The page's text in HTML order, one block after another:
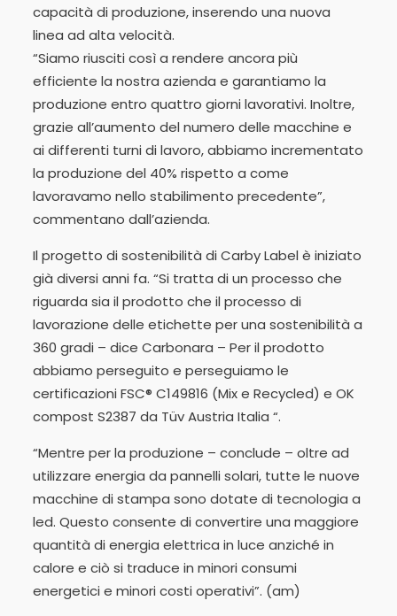
capacità di produzione, inserendo una nuova
linea ad alta velocità.
“Siamo riusciti così a rendere ancora più
efficiente la nostra azienda e garantiamo la
produzione entro quattro giorni lavorativi. Inoltre,
grazie all’aumento del numero delle macchine e
ai differenti turni di lavoro, abbiamo incrementato
la produzione del 40% rispetto a come
lavoravamo nello stabilimento precedente”,
commentano dall’azienda.
Il progetto di sostenibilità di Carby Label è iniziato
già diversi anni fa. “Si tratta di un processo che
riguarda sia il prodotto che il processo di
lavorazione delle etichette per una sostenibilità a
360 gradi – dice Carbonara – Per il prodotto
abbiamo perseguito e perseguiamo le
certificazioni FSC® C149816 (Mix e Recycled) e OK
compost S2387 da Tüv Austria Italia “.
“Mentre per la produzione – conclude – oltre ad
utilizzare energia da pannelli solari, tutte le nuove
macchine di stampa sono dotate di tecnologia a
led. Questo consente di convertire una maggiore
quantità di energia elettrica in luce anziché in
calore e ciò si traduce in minori consumi
energetici e minori costi operativi”. (am)